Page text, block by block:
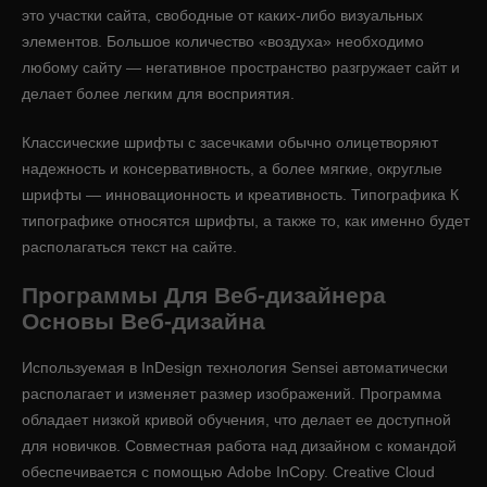
это участки сайта, свободные от каких-либо визуальных
элементов. Большое количество «воздуха» необходимо
любому сайту — негативное пространство разгружает сайт и
делает более легким для восприятия.
Классические шрифты с засечками обычно олицетворяют
надежность и консервативность, а более мягкие, округлые
шрифты — инновационность и креативность. Типографика К
типографике относятся шрифты, а также то, как именно будет
располагаться текст на сайте.
Программы Для Веб-дизайнера
Основы Веб-дизайна
Используемая в InDesign технология Sensei автоматически
располагает и изменяет размер изображений. Программа
обладает низкой кривой обучения, что делает ее доступной
для новичков. Совместная работа над дизайном с командой
обеспечивается с помощью Adobe InCopy. Creative Cloud